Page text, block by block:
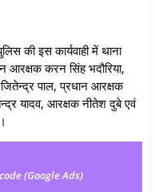
इस कार्यवाही में थाना
आरक्षक करन सिंह भदौरिया,
पाल, प्रधान आरक्षक
यादव, आरक्षक नीतेश दुबे एवं
(Google Ads)